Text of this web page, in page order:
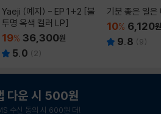
Yaeji (예지) - EP 1+2 [불
투명 옥색 컬러 LP]
19% 36,300원
5.0 ( 2)
기분 좋은 일은
10% 6,120원
9.8 (9)
다운 시 500원
수신 동의 시 600원 더!